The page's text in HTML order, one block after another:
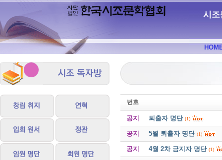
시조
번호
공지 퇴출자 명단 (1)
공지 5월 퇴출자 명단 (1)
공지 4월 2차 금지자 명단 (1)